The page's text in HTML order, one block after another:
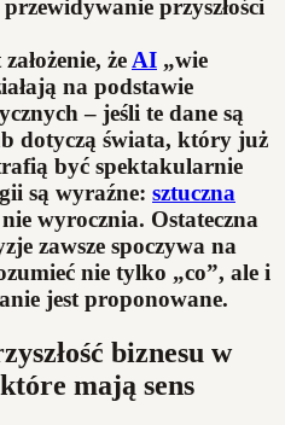
żeAI „wie
na podstawie
– jeśli te dane są
dotyczą świata, który już
być spektakularnie
są wyraźne: sztuczna
wyrocznia. Ostateczna
zawsze spoczywa na
nie tylko „co”, ale i
jest proponowane.
biznesu w
mają sens